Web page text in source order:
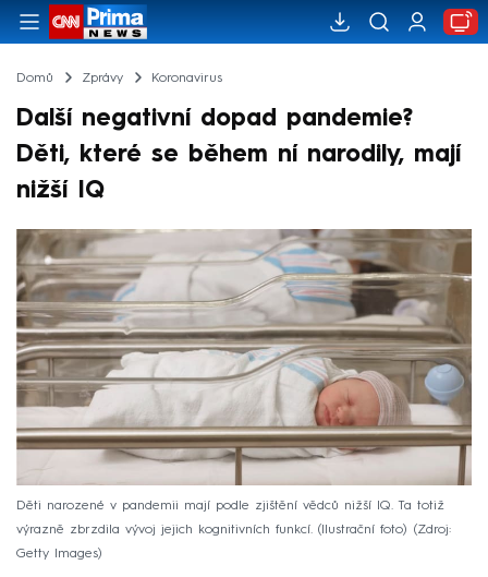
Domů Zprávy Koronavirus
Další negativní dopad pandemie?
Děti, které se během ní narodily, mají
nižší IQ
Děti narozené v pandemii mají podle zjištění vědců nižší IQ. Ta totiž
výrazně zbrzdila vývoj jejich kognitivních funkcí. (Ilustrační foto)
Zdroj:
Getty Images